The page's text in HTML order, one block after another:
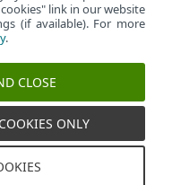
link in our website
(if available). For more
.
CLOSE
ONLY